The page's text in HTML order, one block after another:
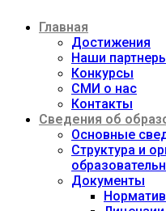
содержимому
Главная
Достижения
Наши
Конкурсы
СМИ о нас
Контакты
Сведения об
Основные
Структура и
Документы